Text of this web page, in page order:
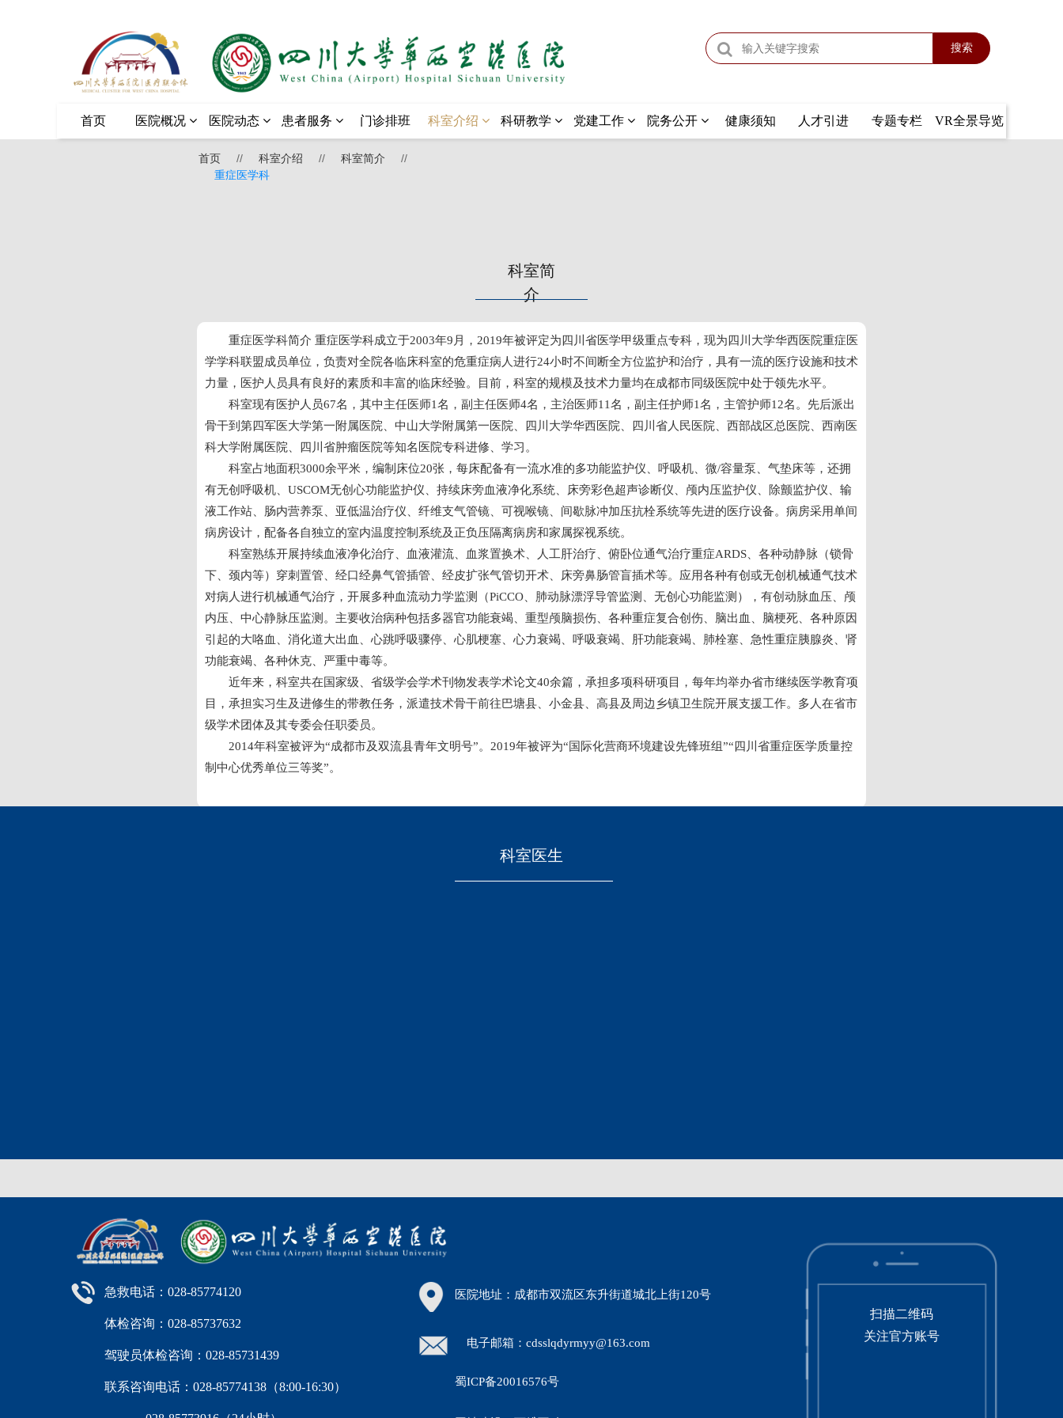
搜索
首页 医院概况 医院动态 患者服务 门诊排班 科室介绍 科研教学 党建工作 院务公开 健康须知 人才引进 专题专栏 VR全景导览
重症医学科简介 重症医学科成立于2003年9月，2019年被评定为四川省医学甲级重点专科，现为四川大学华西医院重症医
学学科联盟成员单位，负责对全院各临床科室的危重症病人进行24小时不间断全方位监护和治疗，具有一流的医疗设施和技术
力量，医护人员具有良好的素质和丰富的临床经验。目前，科室的规模及技术力量均在成都市同级医院中处于领先水平。
科室现有医护人员67名，其中主任医师1名，副主任医师4名，主治医师11名，副主任护师1名，主管护师12名。先后派出
骨干到第四军医大学第一附属医院、中山大学附属第一医院、四川大学华西医院、四川省人民医院、西部战区总医院、西南医
科大学附属医院、四川省肿瘤医院等知名医院专科进修、学习。
科室占地面积3000余平米，编制床位20张，每床配备有一流水准的多功能监护仪、呼吸机、微/容量泵、气垫床等，还拥
有无创呼吸机、USCOM无创心功能监护仪、持续床旁血液净化系统、床旁彩色超声诊断仪、颅内压监护仪、除颤监护仪、输
液工作站、肠内营养泵、亚低温治疗仪、纤维支气管镜、可视喉镜、间歇脉冲加压抗栓系统等先进的医疗设备。病房采用单间
病房设计，配备各自独立的室内温度控制系统及正负压隔离病房和家属探视系统。
科室熟练开展持续血液净化治疗、血液灌流、血浆置换术、人工肝治疗、俯卧位通气治疗重症ARDS、各种动静脉（锁骨
下、颈内等）穿刺置管、经口经鼻气管插管、经皮扩张气管切开术、床旁鼻肠管盲插术等。应用各种有创或无创机械通气技术
对病人进行机械通气治疗，开展多种血流动力学监测（PiCCO、肺动脉漂浮导管监测、无创心功能监测），有创动脉血压、颅
内压、中心静脉压监测。主要收治病种包括多器官功能衰竭、重型颅脑损伤、各种重症复合创伤、脑出血、脑梗死、各种原因
引起的大咯血、消化道大出血、心跳呼吸骤停、心肌梗塞、心力衰竭、呼吸衰竭、肝功能衰竭、肺栓塞、急性重症胰腺炎、肾
功能衰竭、各种休克、严重中毒等。
近年来，科室共在国家级、省级学会学术刊物发表学术论文40余篇，承担多项科研项目，每年均举办省市继续医学教育项
目，承担实习生及进修生的带教任务，派遣技术骨干前往巴塘县、小金县、高县及周边乡镇卫生院开展支援工作。多人在省市
级学术团体及其专委会任职委员。
2014年科室被评为“成都市及双流县青年文明号”。2019年被评为“国际化营商环境建设先锋班组”“四川省重症医学质量控
制中心优秀单位三等奖”。
科室简
介
首页 // 科室介绍 // 科室简介
//
重症医学科
科室医生
医院地址：成都市双流区东升街道城北上街120号
电子邮箱：cdsslqdyrmyy@163.com
蜀ICP备20016576号
扫描二维码
关注官方账号
急救电话：028-85774120
体检咨询：028-85737632
驾驶员体检咨询：028-85731439
联系咨询电话：028-85774138（8:00-16:30）